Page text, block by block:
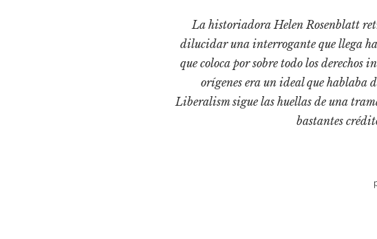
La historiadora Helen Rosenblatt
dilucidar una interrogante que llega
que coloca por sobre todo los
orígenes era un ideal que hablaba
Liberalism sigue las huellas de una
bastantes